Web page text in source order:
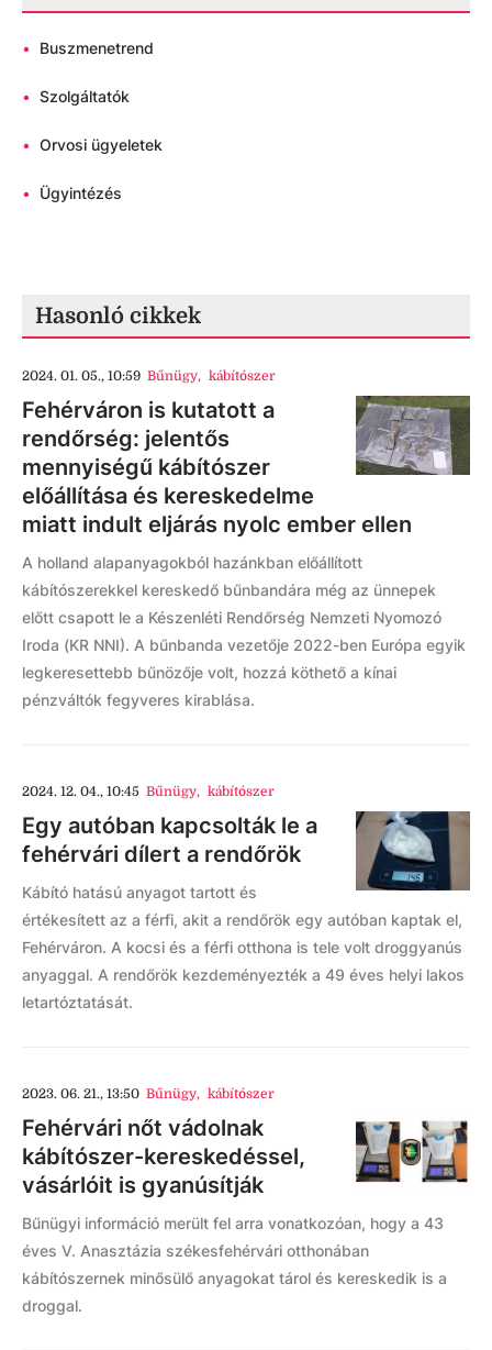
• Buszmenetrend
• Szolgáltatók
• Orvosi ügyeletek
• Ügyintézés
Hasonló cikkek
2024. 01. 05., 10:59 Bűnügy, kábítószer
Fehérváron is kutatott a
rendőrség: jelentős
mennyiségű kábítószer
előállítása és kereskedelme
miatt indult eljárás nyolc ember ellen
A holland alapanyagokból hazánkban előállított
kábítószerekkel kereskedő bűnbandára még az ünnepek
előtt csapott le a Készenléti Rendőrség Nemzeti Nyomozó
Iroda (KR NNI). A bűnbanda vezetője 2022-ben Európa egyik
legkeresettebb bűnözője volt, hozzá köthető a kínai
pénzváltók fegyveres kirablása.
2024. 12. 04., 10:45 Bűnügy, kábítószer
Egy autóban kapcsolták le a
fehérvári dílert a rendőrök
Kábító hatású anyagot tartott és
értékesített az a férfi, akit a rendőrök egy autóban kaptak el,
Fehérváron. A kocsi és a férfi otthona is tele volt droggyanús
anyaggal. A rendőrök kezdeményezték a 49 éves helyi lakos
letartóztatását.
2023. 06. 21., 13:50 Bűnügy, kábítószer
Fehérvári nőt vádolnak
kábítószer-kereskedéssel,
vásárlóit is gyanúsítják
Bűnügyi információ merült fel arra vonatkozóan, hogy a 43
éves V. Anasztázia székesfehérvári otthonában
kábítószernek minősülő anyagokat tárol és kereskedik is a
droggal.